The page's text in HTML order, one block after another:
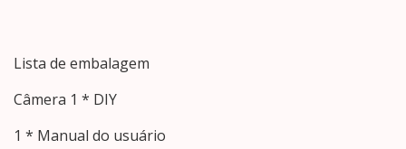
Lista de embalagem
Câmera 1 * DIY
1 * Manual do usuário